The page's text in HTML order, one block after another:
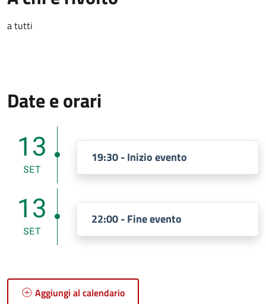
a tutti
Date e orari
13
SET
19:30 - Inizio evento
13
SET
22:00 - Fine evento
Aggiungi al calendario